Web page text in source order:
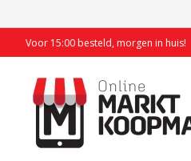
Voor 15:00 besteld, morgen in huis!